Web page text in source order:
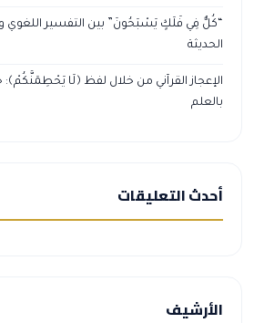
“كُلٌّ فِي فَلَكٍ يَسْبَحُونَ” بين التفسير اللغوي
الحديثة
الإعجاز القرآني من خلال لفظ ﴿لَا يَحْطِمَنَّكُمْ﴾:
بالعلم
أحدث التعليقات
الأرشيف